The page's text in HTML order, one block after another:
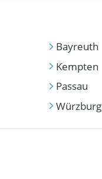
Bayreuth
Kempten
Passau
Würzburg